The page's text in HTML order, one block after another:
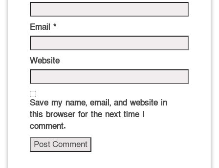
Email *
Website
Save my name, email, and website in
this browser for the next time I
comment.